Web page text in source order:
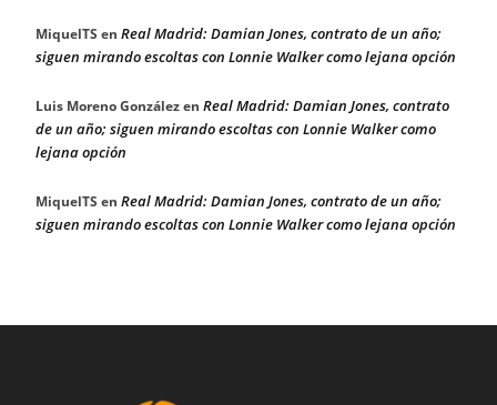
MiquelTS en Real Madrid: Damian Jones, contrato de un año;
siguen mirando escoltas con Lonnie Walker como lejana opción
Luis Moreno Gonzálezen Real Madrid: Damian Jones, contrato
de un año; siguen mirando escoltas con Lonnie Walker como
lejana opción
MiquelTS en Real Madrid: Damian Jones, contrato de un año;
siguen mirando escoltas con Lonnie Walker como lejana opción